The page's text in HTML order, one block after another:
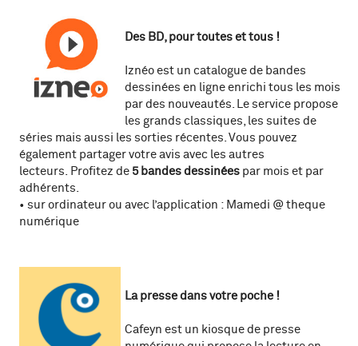
Des BD,pour toutes et tous !
Iznéo est un catalogue de bandes
dessinées en ligne enrichi tous les mois
par des nouveautés. Le service propose
les grands classiques, les suites de
séries mais aussi les sorties récentes. Vous pouvez
également partager votre avis avec les autres
lecteurs. Profitez de 5 bandes dessinées par mois et par
adhérents.
• sur ordinateur ou avec l’application : Mamedi @ theque
numérique
La presse dansvotrepoche !
Cafeyn est un kiosque de presse